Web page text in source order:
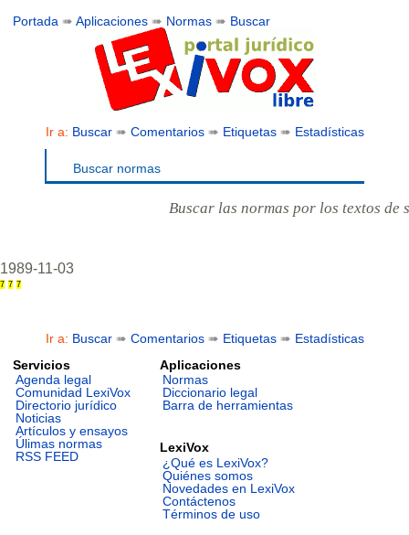
Portada ➠Aplicaciones ➠ Normas ➠ Buscar
Ir a: Buscar➠ Comentarios➠ Etiquetas➠ Estadísticas
Buscar normas
Buscar las normas por los textos de
1989-11-03
7 7 7
Ir a: Buscar➠ Comentarios➠ Etiquetas➠ Estadísticas
Servicios
Agenda legal
Comunidad LexiVox
Directorio jurídico
Noticias
Artículos y ensayos
Úlimas normas
RSS FEED
Aplicaciones
Normas
Diccionario legal
Barra de herramientas
LexiVox
¿Qué es LexiVox?
Quiénes somos
Novedades en LexiVox
Contáctenos
Términos de uso